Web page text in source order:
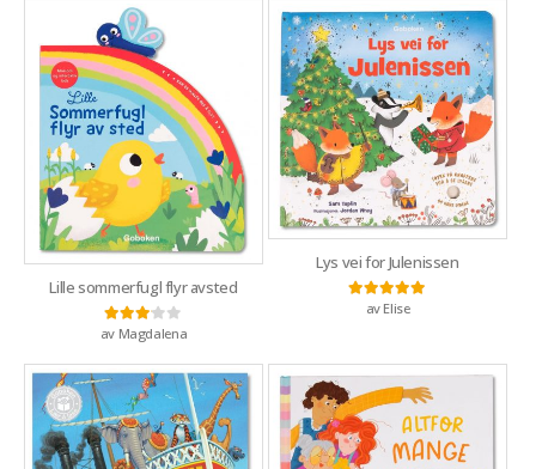
Lille sommerfugl flyr avsted
Vurdert3av 5
av Magdalena
Lys vei for Julenissen
Vurdert5
av Elise